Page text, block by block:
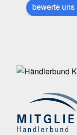
bewerte uns